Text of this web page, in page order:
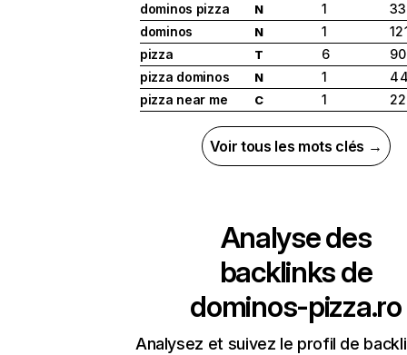
dominos pizza
N 1
33
dominos
N 1
12
pizza
T 6
pizza dominos
N 1
4
pizza near me
C 1
Voir tous les mots clés →
Analyse des
backlinks de
dominos-pizza.ro
Analysez et suivez le profil de